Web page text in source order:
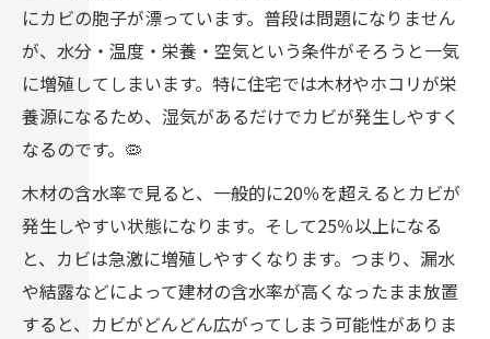
にカビの胞子が漂っています。普段は問題になりません
が、水分・温度・栄養・空気という条件がそろうと一気
に増殖してしまいます。特に住宅では木材やホコリが栄
養源になるため、湿気があるだけでカビが発生しやすく
なるのです。🦠
木材の含水率で見ると、一般的に20％を超えるとカビが
発生しやすい状態になります。そして25％以上になる
と、カビは急激に増殖しやすくなります。つまり、漏水
や結露などによって建材の含水率が高くなったまま放置
すると、カビがどんどん広がってしまう可能性がありま